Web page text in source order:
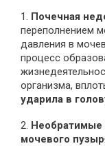
1. Почечная
переполнением
давления в
процесс
организма,
ударила в
2. Необратимые
мочевого